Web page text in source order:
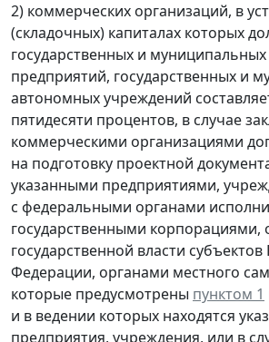
2) коммерческих организаций, в
(складочных) капиталах которых
государственных и
предприятий, государственных и
автономных учреждений
пятидесяти процентов, в случае
коммерческими организациями
на подготовку проектной
указанными предприятиями,
с федеральными органами
государственными корпорациями,
государственной власти субъектов
Федерации, органами местного
которые предусмотрены пунктом 1
и в ведении которых находятся
предприятия, учреждения, или в